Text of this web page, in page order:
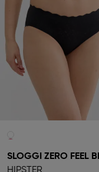
SLOGGI ZERO FEEL